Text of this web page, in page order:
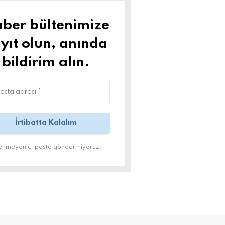
bültenimize
olun, anında
bildirim alın.
e-posta göndermiyoruz.